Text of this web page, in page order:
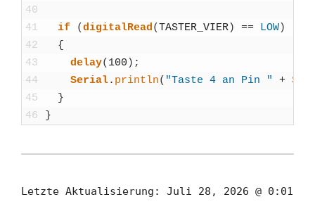
40
41
42
43
44
45
46
if (digi­tal­Read(TASTER_VIER) == LOW)
{
delay( 100 ) ;
Seri­al. println( "Tas­te 4 an Pin " +
}
}
Letzte Aktualisierung: Juli 28, 2026 @ 0:01